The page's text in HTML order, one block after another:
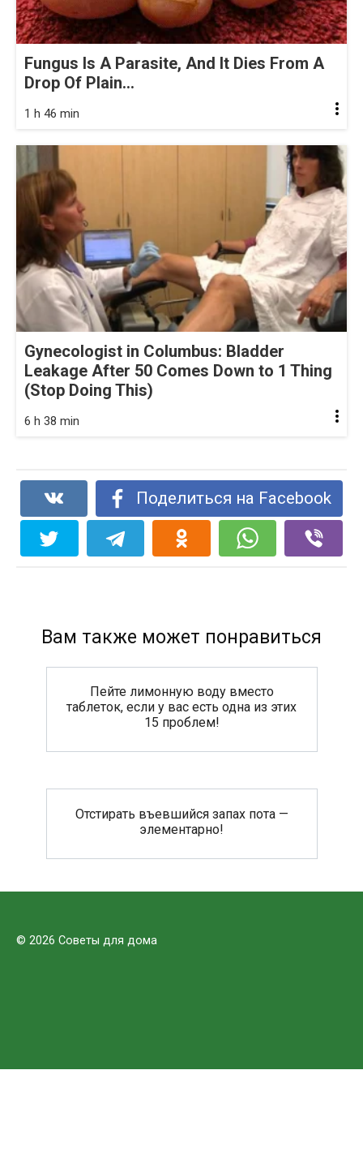
Fungus Is A Parasite, And It Dies From A
Drop Of Plain...
1 h 46 min
Gynecologist in Columbus: Bladder
Leakage After 50 Comes Down to 1 Thing
(Stop Doing This)
6 h 38 min
Поделиться на Facebook
Вам также может понравиться
Пейте лимонную воду вместо
таблеток, если у вас есть одна из этих
15 проблем!
Отстирать въевшийся запах пота —
элементарно!
© 2026 Советы для дома